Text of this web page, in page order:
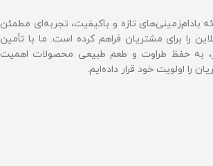
بادام‌زمینی‌های تازه و باکیفیت، تجربه‌ای مطمئن
را برای مشتریان فراهم کرده است. ما با تأمین
به حفظ طراوت و طعم طبیعی محصولات اهمیت
را اولویت خود قرار داده‌ایم.